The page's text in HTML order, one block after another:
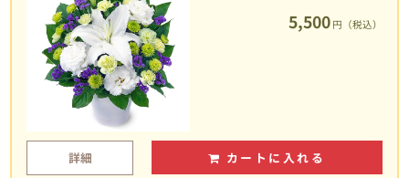
5,500 円（税込）
詳細 カートに入れる